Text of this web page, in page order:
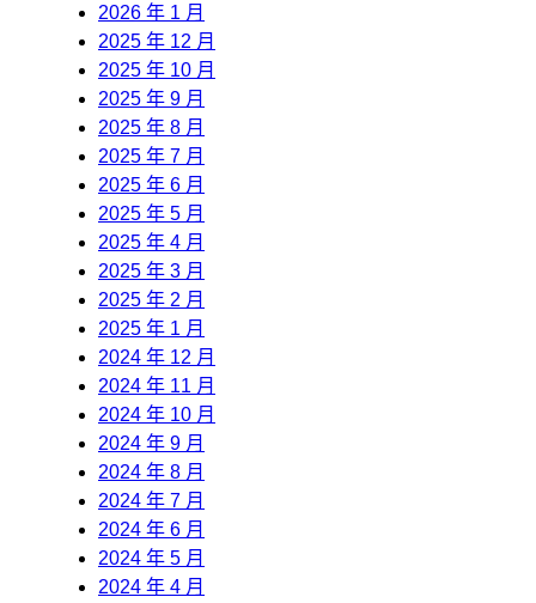
2026 年 1 月
2025 年 12 月
2025 年 10 月
2025 年 9 月
2025 年 8 月
2025 年 7 月
2025 年 6 月
2025 年 5 月
2025 年 4 月
2025 年 3 月
2025 年 2 月
2025 年 1 月
2024 年 12 月
2024 年 11 月
2024 年 10 月
2024 年 9 月
2024 年 8 月
2024 年 7 月
2024 年 6 月
2024 年 5 月
2024 年 4 月